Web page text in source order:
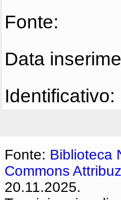
Fonte:
Data
Identificativo:
Fonte: Biblioteca
Commons
20.11.2025.